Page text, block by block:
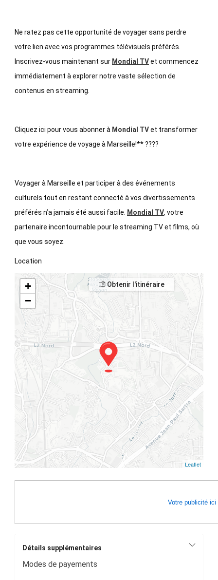
Ne ratez pas cette opportunité de voyager sans perdre
votre lien avec vos programmes télévisuels préférés.
Inscrivez-vous maintenant sur Mondial TVet commencez
immédiatement à explorer notre vaste sélection de
contenus en streaming.
Cliquez ici pour vous abonner à Mondial TVet transformer
votre expérience de voyage à Marseille!** ????
Voyager à Marseille et participer à des événements
culturels tout en restant connecté à vos divertissements
préférés n’a jamais été aussi facile.
Mondial TV, votre
partenaire incontournable pour le streaming TV et films, où
que vous soyez.
Location
+
−
Leaflet
Obtenir l'itinéraire
Votre publicité ici
Détails supplémentaires
Modes de payements